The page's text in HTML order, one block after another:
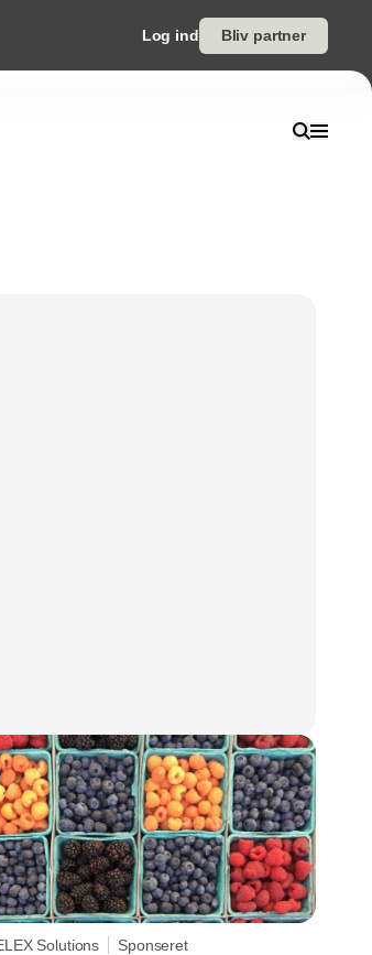
Log ind Bliv partner
Solutions Sponseret